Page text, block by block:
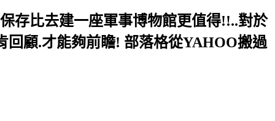
存比去建一座軍事博物館更值得!!..對於
回顧.才能夠前瞻! 部落格從YAHOO搬過